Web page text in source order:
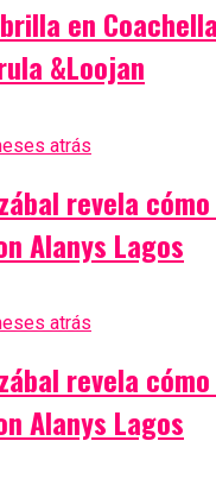
en
&Loojan
atrás
revela
Alanys Lagos
atrás
revela
Alanys Lagos